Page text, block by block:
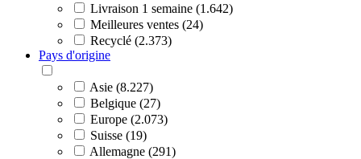
Livraison 1 semaine (1.642)
Meilleures ventes (24)
Recyclé (2.373)
Pays d'origine
Asie (8.227)
Belgique (27)
Europe (2.073)
Suisse (19)
Allemagne (291)